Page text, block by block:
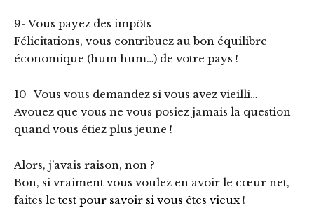
9- Vous payez des impôts
Félicitations, vous contribuez au bon équilibre
économique (hum hum…) de votre pays !
10- Vous vous demandez si vous avez vieilli…
Avouez que vous ne vous posiez jamais la question
quand vous étiez plus jeune !
Alors, j’avais raison, non ?
Bon, si vraiment vous voulez en avoir le cœur net,
faites le test pour savoir si vous êtes vieux !